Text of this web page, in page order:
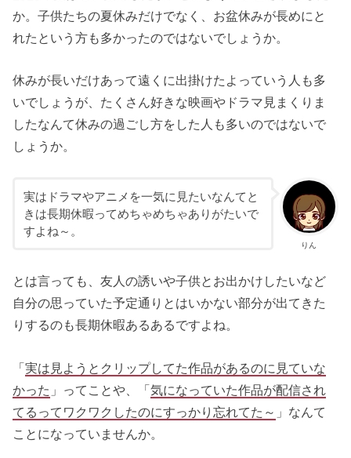
か。子供たちの夏休みだけでなく、お盆休みが長めにと
れたという方も多かったのではないでしょうか。
休みが長いだけあって遠くに出掛けたよっていう人も多
いでしょうが、たくさん好きな映画やドラマ見まくりま
したなんて休みの過ごし方をした人も多いのではないで
しょうか。
りん
実はドラマやアニメを一気に見たいなんてと
きは長期休暇ってめちゃめちゃありがたいで
すよね～。
とは言っても、友人の誘いや子供とお出かけしたいなど
自分の思っていた予定通りとはいかない部分が出てきた
りするのも長期休暇あるあるですよね。
「実は見ようとクリップしてた作品があるのに見ていな
かった 」ってことや、「気になっていた作品が配信され
てるってワクワクしたのにすっかり忘れてた～ 」なんて
ことになっていませんか。